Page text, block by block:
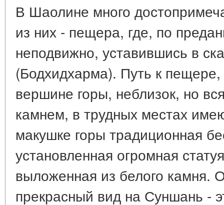
В Шаолине много
из них - пещера, где, по
неподвижно, уставившись в
(Бодхидхарма). Путь к
вершине горы, неблизок, но
камнем, в трудных местах
макушке горы традиционная
установленная огромная
выложенная из белого камня.
прекрасный вид на Суншань -